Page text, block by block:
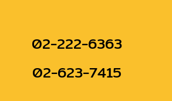
02-222-6363
02-623-7415